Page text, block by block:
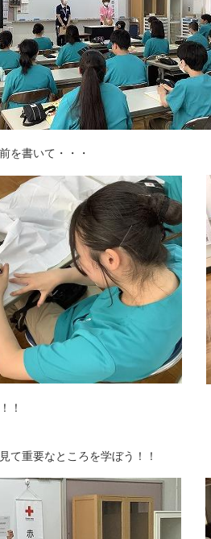
を書いて・・・
！
て重要なところを学ぼう！！